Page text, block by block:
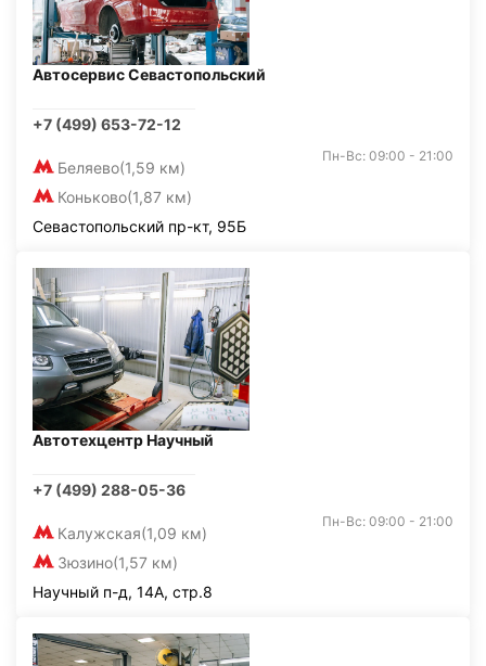
Автосервис Севастопольский
+7 (499) 653-72-12
Беляево(1,59 км)
Коньково(1,87 км)
Пн-Вс: 09:00 - 21:00
Севастопольский пр-кт, 95Б
Автотехцентр Научный
+7 (499) 288-05-36
Калужская(1,09 км)
Зюзино(1,57 км)
Пн-Вс: 09:00 - 21:00
Научный п-д, 14А, стр.8